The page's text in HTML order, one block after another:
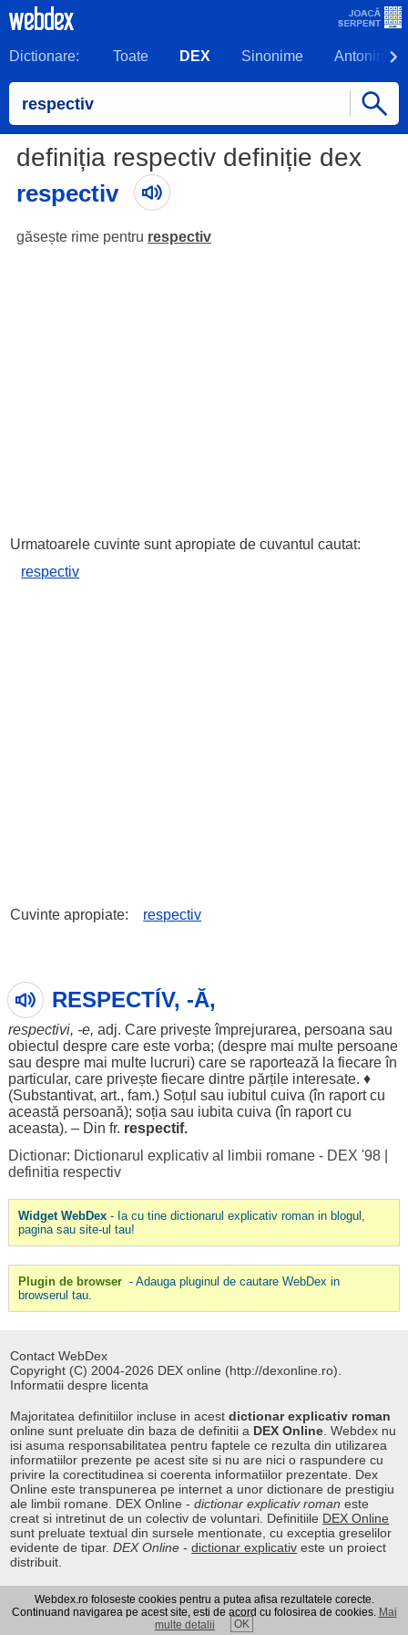
Dictionare: Toate DEX Sinonime Antonime
definiția respectiv definiție dex
respectiv
găsește rime pentru respectiv
Urmatoarele cuvinte sunt apropiate de cuvantul cautat:
respectiv
Cuvinte apropiate: respectiv
RESPECTÍV, -Ă,
respectivi, -e, adj. Care privește împrejurarea, persoana sau
obiectul desprecare este vorba; (despremai multe persoane
sau despremai multe lucruri) care se raportează la fiecareîn
particular, care privește fiecare dintre părțile interesate. ♦
(Substantivat, art., fam.) Soțul sau iubitul cuiva (în raportcu
această persoană); soția sau iubita cuiva (în raportcu
aceasta). – Din fr. respectif.
Dictionar: Dictionarul explicativ al limbii romane - DEX '98|
definitia respectiv
Widget WebDex- Ia cu tine dictionarul explicativ roman in blogul,
pagina sau site-ul tau!
Plugin de browser - Adauga pluginul de cautare WebDex in
browserul tau.
Contact WebDex
Copyright (C) 2004-2026 DEX online (http://dexonline.ro).
Informatii despre licenta
Majoritatea definitiilor incluse in acestdictionar explicativ roman
online sunt preluate din baza de definitii a DEX Online . Webdex nu
isi asuma responsabilitatea pentru faptele ce rezulta din utilizarea
informatiilor prezente pe acest site si nu are nici o raspundere cu
privire la corectitudinea si coerenta informatiilor prezentate. Dex
Online este transpunerea pe internet a unor dictionare de prestigiu
ale limbii romane. DEX Online -dictionar explicativ roman este
creat si intretinut de un colectiv de voluntari. Definitiile DEX Online
sunt preluate textual din sursele mentionate, cu exceptia greselilor
evidente de tipar.DEX Online -dictionar explicativ este un proiect
distribuit.
Curs valutar|Kurs walut|Pret fier vechi
Webdex.ro foloseste cookies pentru a putea afisa rezultatele corecte.
Continuand navigarea pe acest site, esti de acord cu folosirea de cookies. Mai
multe detalii
OK